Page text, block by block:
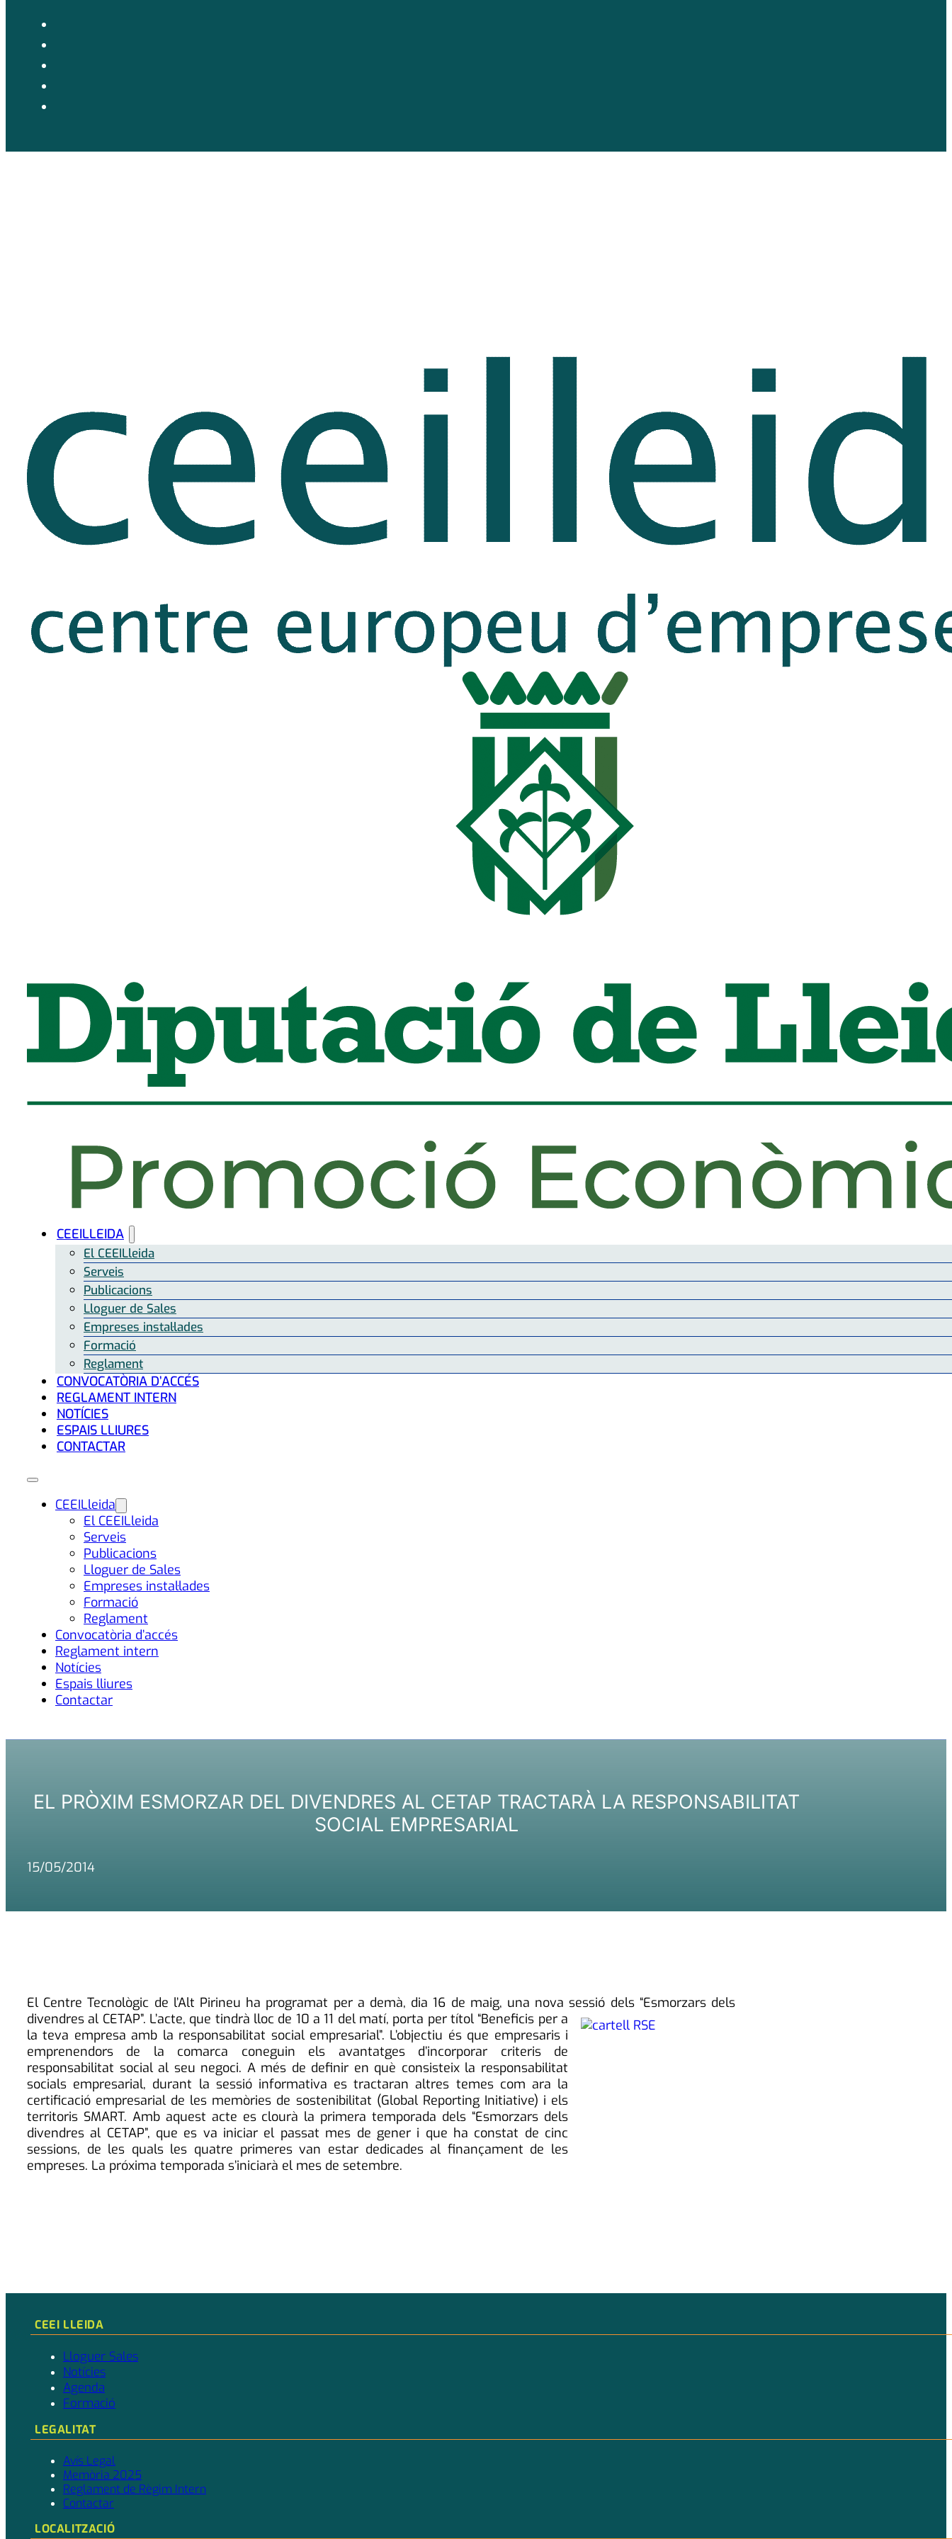
CEEILLEIDA
El CEEILleida
Serveis
Publicacions
Lloguer de Sales
Empreses instal·lades
Formació
Reglament
CONVOCATÒRIA D’ACCÉS
REGLAMENT INTERN
NOTÍCIES
ESPAIS LLIURES
CONTACTAR
CEEILleida
El CEEILleida
Serveis
Publicacions
Lloguer de Sales
Empreses instal·lades
Formació
Reglament
Convocatòria d’accés
Reglament intern
Notícies
Espais lliures
Contactar
EL PRÒXIM ESMORZAR DEL DIVENDRES AL CETAP TRACTARÀ LA RESPONSABILITAT
SOCIAL EMPRESARIAL
15/05/2014
El Centre Tecnològic de l’Alt Pirineu ha programat per a demà, dia 16 de maig, una nova sessió dels “Esmorzars dels
divendres al CETAP”. L’acte, que tindrà lloc de 10 a 11 del matí, porta per títol “Beneficis per a
la teva empresa amb la responsabilitat social empresarial”. L’objectiu és que empresaris i
emprenendors de la comarca coneguin els avantatges d’incorporar criteris de
responsabilitat social al seu negoci. A més de definir en què consisteix la responsabilitat
socials empresarial, durant la sessió informativa es tractaran altres temes com ara la
certificació empresarial de les memòries de sostenibilitat (Global Reporting Initiative) i els
territoris SMART. Amb aquest acte es clourà la primera temporada dels “Esmorzars dels
divendres al CETAP”, que es va iniciar el passat mes de gener i que ha constat de cinc
sessions, de les quals les quatre primeres van estar dedicades al finançament de les
empreses. La próxima temporada s’iniciarà el mes de setembre.
CEEI LLEIDA
Lloguer Sales
Notícies
Agenda
Formació
LEGALITAT
Avís Legal
Memòria 2025
Reglament de Règim Intern
Contactar
LOCALITZACIÓ